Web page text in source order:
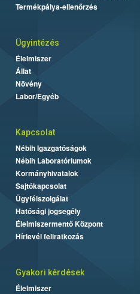
Termékpálya-ellenőrzés
Ügyintézés
Élelmiszer
Állat
Növény
Labor/Egyéb
Kapcsolat
Nébih Igazgatóságok
Nébih Laboratóriumok
Kormányhivatalok
Sajtókapcsolat
Ügyfélszolgálat
Hatósági jogsegély
Élelmiszermentő Központ
Hírlevél feliratkozás
Gyakori kérdések
Élelmiszer